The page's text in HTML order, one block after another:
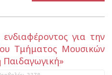
για την
Τμήματος Μουσικών